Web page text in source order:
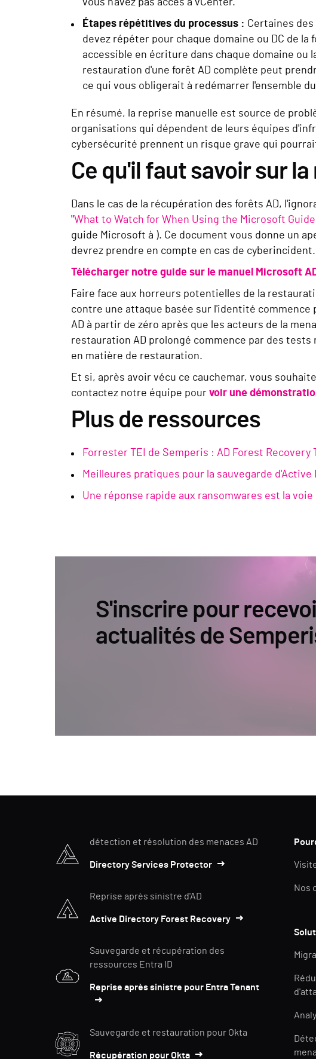
vous n'avez pas accès à vCenter.
Étapes répétitives du processus : Certaines
devez répéter pour chaque domaine ou DC de
accessible en écriture dans chaque domaine ou
restauration d'une forêt AD complète peut
ce qui vous obligerait à redémarrer l'ensemble
En résumé, la reprise manuelle est source de
organisations qui dépendent de leurs équipes
cybersécurité prennent un risque grave qui
Ce qu'il faut savoir sur
Dans le cas de la récupération des forêts AD,
"What to Watch for When Using the Microsoft
guide Microsoft à ). Ce document vous donne un
devrez prendre en compte en cas de cyberincident.
Télécharger notre guide sur le manuel Microsoft
Faire face aux horreurs potentielles de la
contre une attaque basée sur l'identité
AD à partir de zéro après que les acteurs de la
restauration AD prolongé commence par des
en matière de restauration.
Et si, après avoir vécu ce cauchemar, vous
contactez notre équipe pour voir une
Plus de ressources
Forrester TEI de Semperis : AD Forest Recovery
Meilleures pratiques pour la sauvegarde
Une réponse rapide aux ransomwares est la
S'inscrire pour
actualités de
détection et résolution des menaces AD
Directory Services Protector
Reprise après sinistre d'AD
Active Directory Forest Recovery
Sauvegarde et récupération des
ressources Entra ID
Reprise après sinistre pour Entra Tenant
Sauvegarde et restauration pour Okta
Récupération pour Okta
Nos